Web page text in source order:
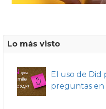
Lo más visto
El uso de Did
preguntas en